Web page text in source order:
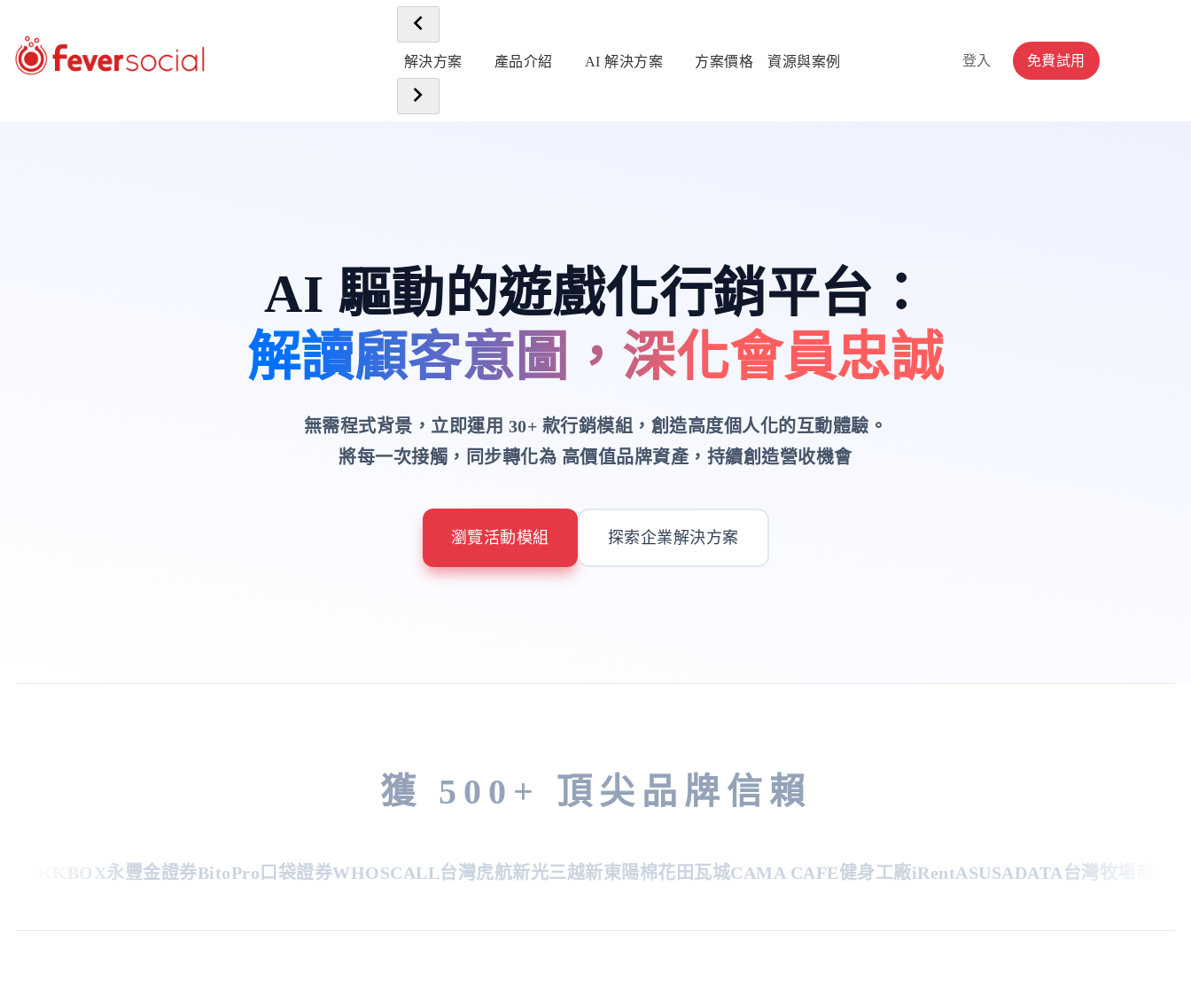
解決方案 產品介紹 AI 解決方案 方案價格 資源與案例 登入 免費試用
AI 驅動的遊戲化行銷平台 ：
解讀顧客意圖，深化會員忠誠
無需程式背景，立即運用 30+ 款行銷模組，創造高度個人化的互動體驗。
將每一次接觸，同步轉化為 高價值品牌資產，持續創造營收機會
瀏覽活動模組 探索企業解決方案
獲 500+ 頂尖品牌信賴
永豐金證券BitoPro口袋證券WHOSCALL台灣虎航新光三越新東陽棉花田瓦城CAMA CAFE健身工廠iRentASUSADATA台灣牧場商周